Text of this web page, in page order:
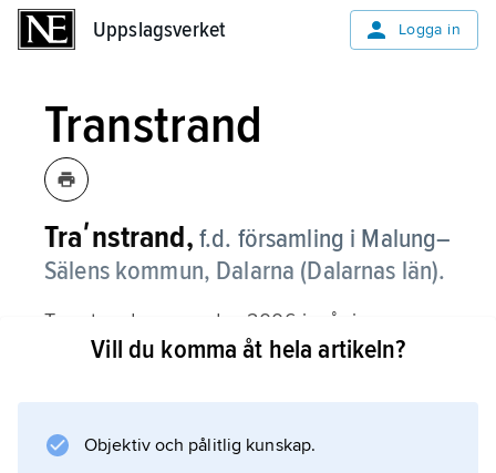
Uppslagsverket Logga in
Transtrand
Traʹnstrand, f.d. församling i Malung–
Sälens kommun, Dalarna (Dalarnas län).
Transtrand, som sedan 2006 ingår i
Lima–Transtrands
av höglänt, myrrik skogsmark med kalfjäll i
Vill du komma åt hela artikeln?
Objektiv och pålitlig kunskap.